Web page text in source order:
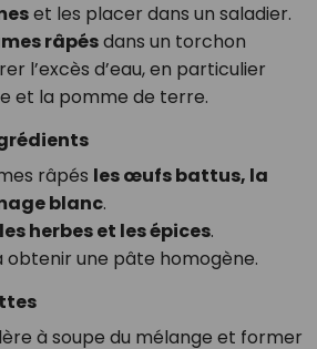
et les placer dans un saladier.
râpésdans un torchon
l’excès d’eau, en particulier
et la pomme de terre.
râpés les œufs battus, la
blanc.
herbes et les épices.
obtenir une pâte homogène.
à soupe du mélange et former